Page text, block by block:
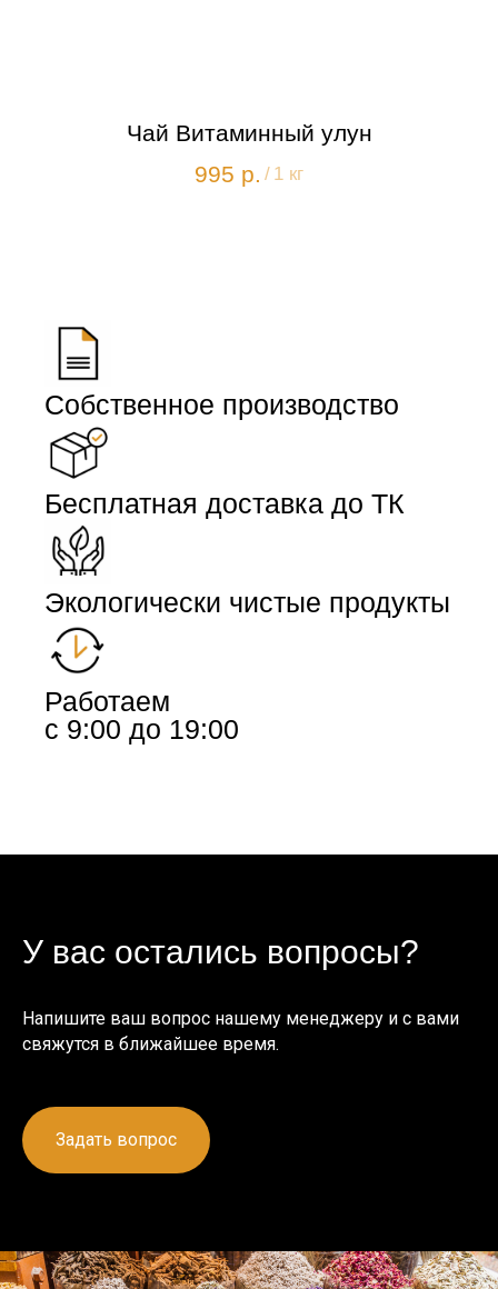
Чай Витаминный улун
995 р. / 1 кг
Собственное производство
Бесплатная доставка до ТК
Экологически чистые продукты
Работаем
с 9:00 до 19:00
У вас остались вопросы?
Напишите ваш вопрос нашему менеджеру и с вами
свяжутся в ближайшее время.
Задать вопрос